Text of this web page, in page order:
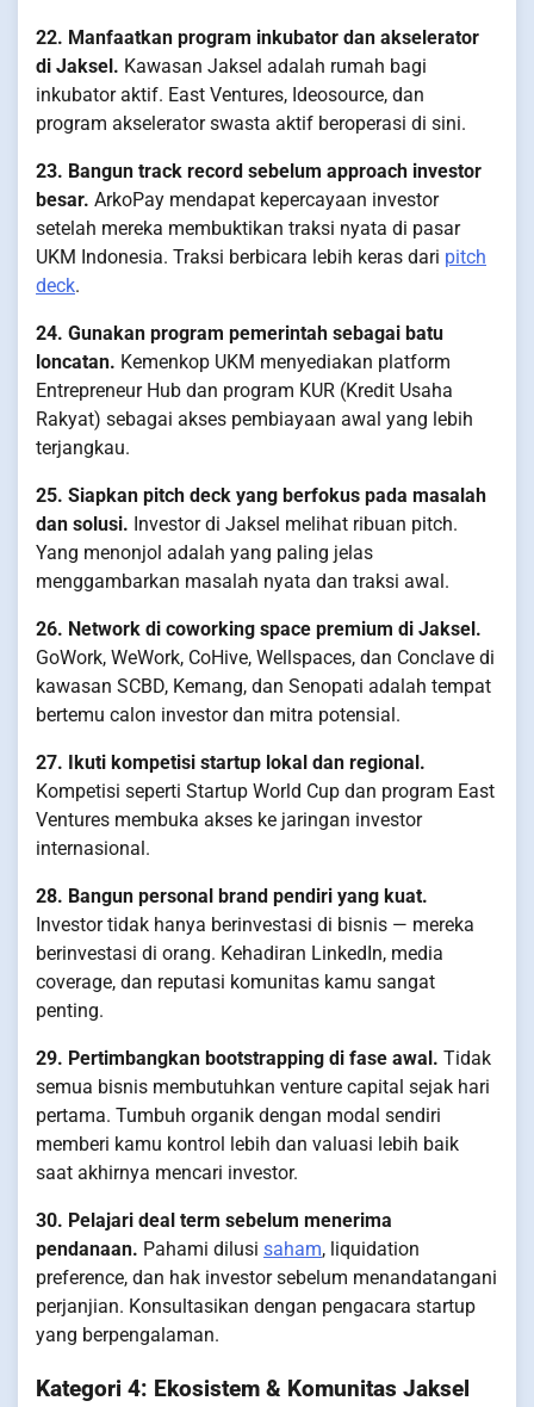
22. Manfaatkan program inkubator dan akselerator
di Jaksel. Kawasan Jaksel adalah rumah bagi
inkubator aktif. East Ventures, Ideosource, dan
program akselerator swasta aktif beroperasi di sini.
23. Bangun track record sebelum approach investor
besar. ArkoPay mendapat kepercayaan investor
setelah mereka membuktikan traksi nyata di pasar
UKM Indonesia. Traksi berbicara lebih keras dari pitch
deck.
24. Gunakan program pemerintah sebagai batu
loncatan. Kemenkop UKM menyediakan platform
Entrepreneur Hub dan program KUR (Kredit Usaha
Rakyat) sebagai akses pembiayaan awal yang lebih
terjangkau.
25. Siapkan pitch deck yang berfokus pada masalah
dan solusi. Investor di Jaksel melihat ribuan pitch.
Yang menonjol adalah yang paling jelas
menggambarkan masalah nyata dan traksi awal.
26. Network di coworking space premium di Jaksel.
GoWork, WeWork, CoHive, Wellspaces, dan Conclave di
kawasan SCBD, Kemang, dan Senopati adalah tempat
bertemu calon investor dan mitra potensial.
27. Ikuti kompetisi startup lokal dan regional.
Kompetisi seperti Startup World Cup dan program East
Ventures membuka akses ke jaringan investor
internasional.
28. Bangun personal brand pendiri yang kuat.
Investor tidak hanya berinvestasi di bisnis — mereka
berinvestasi di orang. Kehadiran LinkedIn, media
coverage, dan reputasi komunitas kamu sangat
penting.
29. Pertimbangkan bootstrapping di fase awal. Tidak
semua bisnis membutuhkan venture capital sejak hari
pertama. Tumbuh organik dengan modal sendiri
memberi kamu kontrol lebih dan valuasi lebih baik
saat akhirnya mencari investor.
30. Pelajari deal term sebelum menerima
pendanaan. Pahami dilusi saham, liquidation
preference, dan hak investor sebelum menandatangani
perjanjian. Konsultasikan dengan pengacara startup
yang berpengalaman.
Kategori 4: Ekosistem & Komunitas Jaksel